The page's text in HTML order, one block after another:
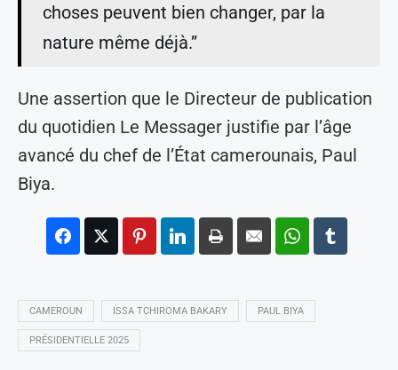
choses peuvent bien changer, par la
nature même déjà.”
Une assertion que le Directeur de publication
du quotidien Le Messager justifie par l’âge
avancé du chef de l’État camerounais, Paul
Biya.
CAMEROUN ISSA TCHIROMA BAKARY PAUL BIYA
PRÉSIDENTIELLE 2025